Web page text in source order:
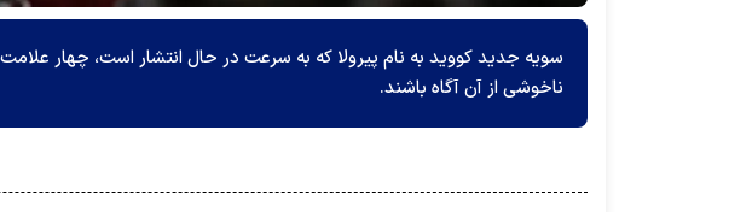
سویه جدید کووید به نام پیرولا که به سرعت در حال انتشار است، چهار
ناخوشی از آن آگاه باشند.